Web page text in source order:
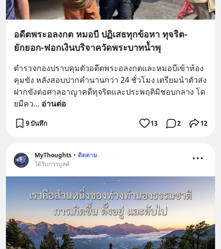
อดีตพระอลงกต หมอบี ปฏิเสธทุกข้อหา ทุจริต-
ยักยอก-ฟอกเงินบริจาควัดพระบาทน้ำพุ
ตำรวจกองปราบคุมตัวอดีตพระอลงกตและหมอบีเข้าห้อง
คุมขัง หลังสอบปากคำนานกว่า 24 ชั่วโมง เตรียมนำตัวส่ง
ฝากขังต่อศาลอาญาคดีทุจริตและประพฤติมิชอบกลาง โด
ยมีคว... อ่านต่อ
9 บันทึก 13 2 12
MyThoughts • ติดตาม
ได้รับการบูสต์